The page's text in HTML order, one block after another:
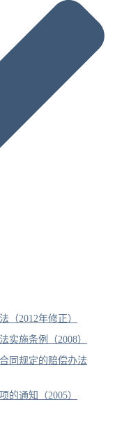
（2012年修正）
实施条例（2008）
同规定的赔偿办法
的通知（2005）